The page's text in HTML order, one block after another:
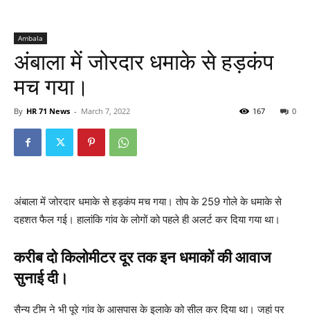
Ambala
अंबाला में जोरदार धमाके से हड़कंप
मच गया।
By HR 71 News - March 7, 2022 0
167
अंबाला में जोरदार धमाके से हड़कंप मच गया। तोप के 259 गोले के धमाके से
दहशत फैल गई। हालांकि गांव के लोगों को पहले ही अलर्ट कर दिया गया था।
करीब दो किलोमीटर दूर तक इन धमाकों की आवाज
सुनाई दी।
सैन्‍य टीम ने भी पूरे गांव के आसपास के इलाके को सील कर दिया था। जहां पर